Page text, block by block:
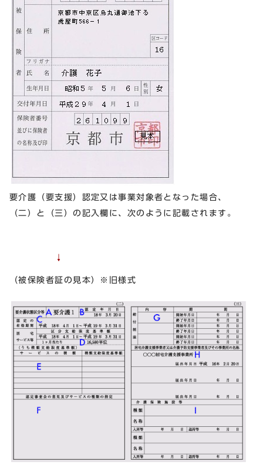
要介護（要支援）認定又は事業対象者となった場合、
（二）と（三）の記入欄に、次のように記載されます。
↓
（被保険者証の見本）※旧様式